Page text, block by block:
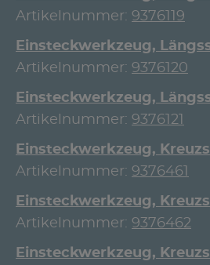
Artikelnummer: 9376119
Einsteckwerkzeug,
Artikelnummer: 9376120
Einsteckwerkzeug,
Artikelnummer: 9376121
Einsteckwerkzeug,
Artikelnummer: 9376461
Einsteckwerkzeug,
Artikelnummer: 9376462
Einsteckwerkzeug,